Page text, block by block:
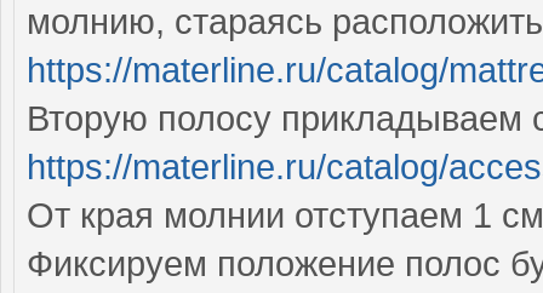
молнию, стараясь
https://materline.ru/catalog/
Вторую полосу прикладываем
https://materline.ru/catalog/
От края молнии отступаем 1
Фиксируем положение полос